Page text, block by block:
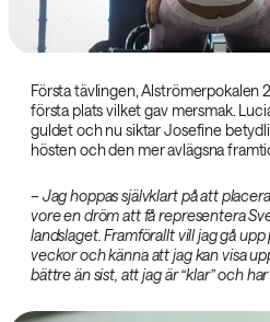
Första tävlingen, Alströmerpokalen
första plats vilket gav mersmak.
guldet och nu siktar Josefine
hösten och den mer avlägsna
– Jag hoppas självklart på att
vore en dröm att få representera
landslaget. Framförallt vill jag gå
veckor och känna att jag kan visa
bättre än sist, att jag är “klar” och